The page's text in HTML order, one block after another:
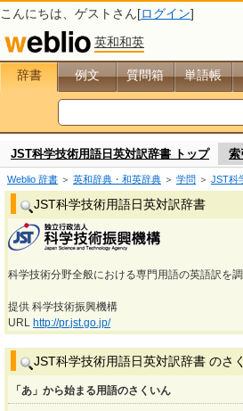
こんにちは、 ゲスト さん[ログイン]
英和和英
辞書 例文 質問箱 単語帳
JST科学技術用語日英対訳辞書 トップ 索
Weblio 辞書 ＞ 英和辞典・和英辞典 ＞ 学問 ＞ JST科
JST科学技術用語日英対訳辞書
科学技術分野全般における専門用語の英語訳を調
提供 科学技術振興機構
URL http://pr.jst.go.jp/
JST科学技術用語日英対訳辞書 のさ
「あ」から始まる用語のさくいん